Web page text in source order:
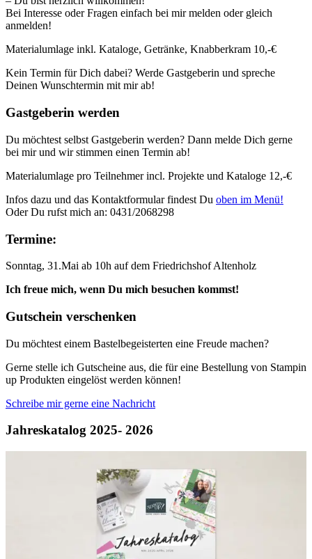
Bei Interesse oder Fragen einfach bei mir melden oder gleich
anmelden!
Materialumlage inkl. Kataloge, Getränke, Knabberkram 10,-€
Kein Termin für Dich dabei? Werde Gastgeberin und spreche
Deinen Wunschtermin mit mir ab!
Gastgeberin werden
Du möchtest selbst Gastgeberin werden? Dann melde Dich gerne
bei mir und wir stimmen einen Termin ab!
Materialumlage pro Teilnehmer incl. Projekte und Kataloge 12,-€
Infos dazu und das Kontaktformular findest Du oben im Menü!
Oder Du rufst mich an: 0431/2068298
Termine:
Sonntag, 31.Mai ab 10h auf dem Friedrichshof Altenholz
Ich freue mich, wenn Du mich besuchen kommst!
Gutschein verschenken
Du möchtest einem Bastelbegeisterten eine Freude machen?
Gerne stelle ich Gutscheine aus, die für eine Bestellung von Stampin
up Produkten eingelöst werden können!
Schreibe mir gerne eine Nachricht
Jahreskatalog 2025- 2026